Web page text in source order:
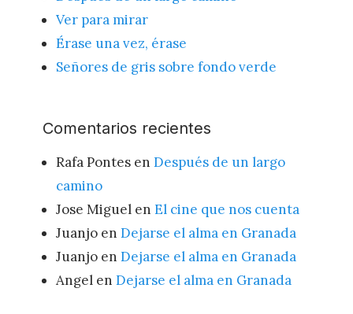
Ver para mirar
Érase una vez, érase
Señores de gris sobre fondo verde
Comentarios recientes
Rafa Pontes en Después de un largo
camino
Jose Miguel en El cine que nos cuenta
Juanjo en Dejarse el alma en Granada
Juanjo en Dejarse el alma en Granada
Angel en Dejarse el alma en Granada